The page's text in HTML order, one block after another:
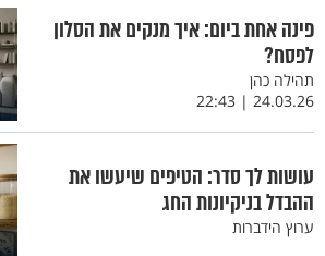
פינה אחת ביום: איך מנקים את הסלון
לפסח?
תהילה כהן
24.03.26 | 22:43
עושות לך סדר: הטיפים שיעשו את
ההבדל בניקיונות החג
ערוץ הידברות